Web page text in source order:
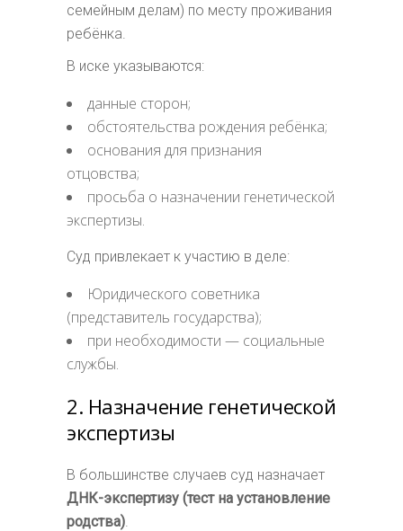
семейным делам) по месту проживания
ребёнка.
В иске указываются:
данные сторон;
обстоятельства рождения ребёнка;
основания для признания
отцовства;
просьба о назначении генетической
экспертизы.
Суд привлекает к участию в деле:
Юридического советника
(представитель государства);
при необходимости — социальные
службы.
2. Назначение генетической
экспертизы
В большинстве случаев суд назначает
ДНК-экспертизу (тест на установление
родства)